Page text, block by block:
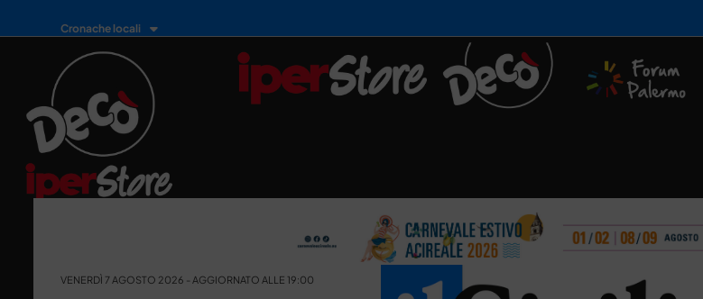
Cronache locali
VENERDÌ 7 AGOSTO 2026 - AGGIORNATO ALLE 19:00